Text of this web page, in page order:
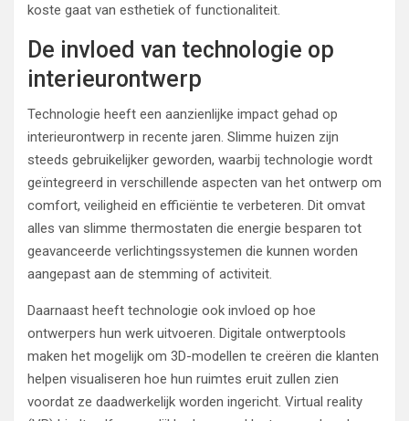
koste gaat van esthetiek of functionaliteit.
De invloed van technologie op
interieurontwerp
Technologie heeft een aanzienlijke impact gehad op
interieurontwerp in recente jaren. Slimme huizen zijn
steeds gebruikelijker geworden, waarbij technologie wordt
geïntegreerd in verschillende aspecten van het ontwerp om
comfort, veiligheid en efficiëntie te verbeteren. Dit omvat
alles van slimme thermostaten die energie besparen tot
geavanceerde verlichtingssystemen die kunnen worden
aangepast aan de stemming of activiteit.
Daarnaast heeft technologie ook invloed op hoe
ontwerpers hun werk uitvoeren. Digitale ontwerptools
maken het mogelijk om 3D-modellen te creëren die klanten
helpen visualiseren hoe hun ruimtes eruit zullen zien
voordat ze daadwerkelijk worden ingericht. Virtual reality